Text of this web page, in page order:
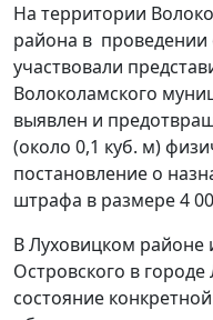
На территории
района в проведении
участвовали
Волоколамского
выявлен и
(около 0,1 куб. м)
постановление о
штрафа в размере 4
В Луховицком районе
Островского в
состояние